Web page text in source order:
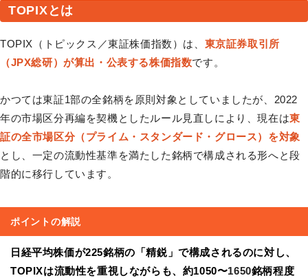
TOPIXとは
TOPIX（トピックス／東証株価指数）は、 東京証券取引所
（JPX総研）が算出・公表する株価指数です。
かつては東証1部の全銘柄を原則対象としていましたが、2022
年の市場区分再編を契機としたルール見直しにより、現在は東
証の全市場区分（プライム・スタンダード・グロース）を対象
とし、一定の流動性基準を満たした銘柄で構成される形へと段
階的に移行しています。
ポイントの解説
日経平均株価が225銘柄の「精鋭」で構成されるのに対し、
TOPIXは流動性を重視しながらも、約1050〜1650銘柄程度